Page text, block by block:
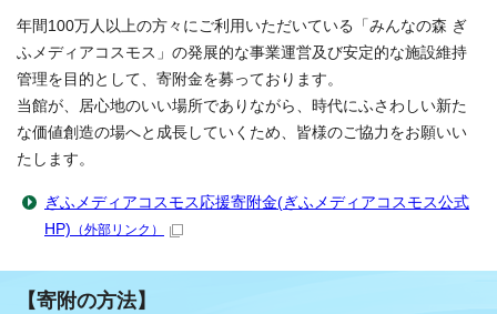
年間100万人以上の方々にご利用いただいている「みんなの森 ぎ
ふメディアコスモス」の発展的な事業運営及び安定的な施設維持
管理を目的として、寄附金を募っております。
当館が、居心地のいい場所でありながら、時代にふさわしい新た
な価値創造の場へと成長していくため、皆様のご協力をお願いい
たします。
ぎふメディアコスモス応援寄附金(ぎふメディアコスモス公式
HP) （外部リンク）
【寄附の方法】